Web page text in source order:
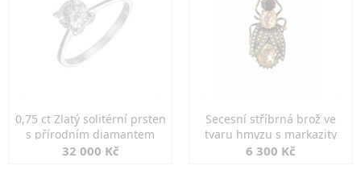
0,75 ct Zlatý solitérní prsten
s přírodním diamantem
32 000 Kč
Secesní stříbrná brož ve
tvaru hmyzu s markazity
6 300 Kč